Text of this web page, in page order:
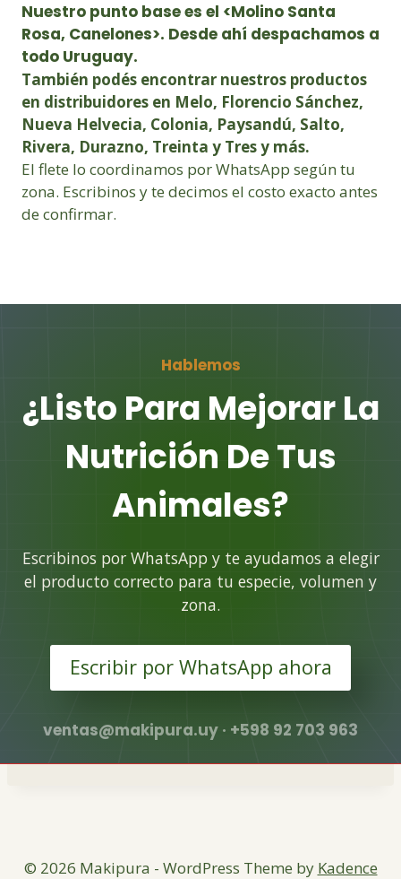
Nuestro punto base es el <Molino Santa
Rosa, Canelones>. Desde ahí despachamos a
todo Uruguay.
También podés encontrar nuestros productos
en distribuidores en Melo, Florencio Sánchez,
Nueva Helvecia, Colonia, Paysandú, Salto,
Rivera, Durazno, Treinta y Tres y más.
El flete lo coordinamos por WhatsApp según tu
zona. Escribinos y te decimos el costo exacto antes
de confirmar.
Hablemos
¿Listo Para Mejorar La
Nutrición De Tus
Animales?
Escribinos por WhatsApp y te ayudamos a elegir
el producto correcto para tu especie, volumen y
zona.
Escribir por WhatsApp ahora
ventas@makipura.uy · +598 92 703 963
© 2026 Makipura - WordPress Theme by Kadence